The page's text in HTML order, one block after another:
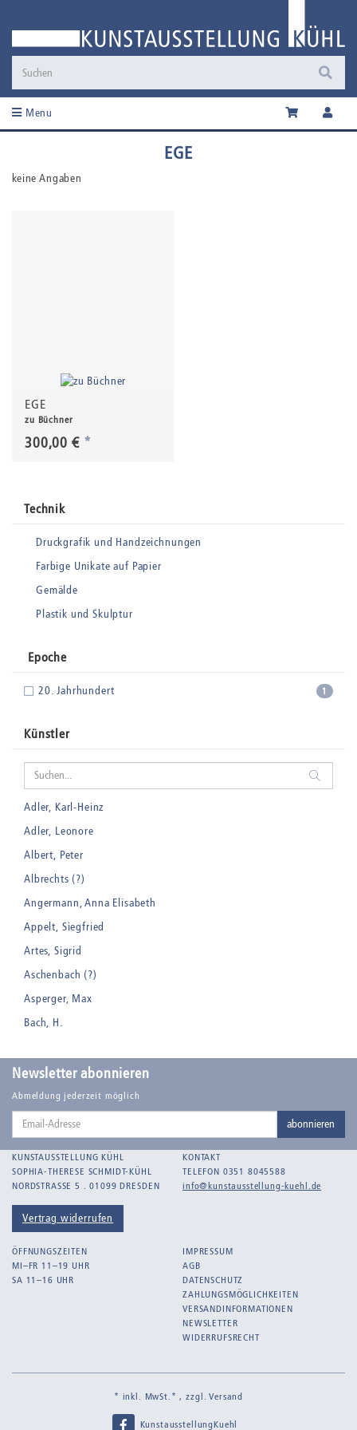
Menu
EGE
keine Angaben
EGE
zu Büchner
300,00 € *
Technik
Druckgrafik und Handzeichnungen
Farbige Unikate auf Papier
Gemälde
Plastik und Skulptur
Epoche
1
20. Jahrhundert
Künstler
Adler, Karl-Heinz
Adler, Leonore
Albert, Peter
Albrechts (?)
Angermann, Anna Elisabeth
Appelt, Siegfried
Artes, Sigrid
Aschenbach (?)
Asperger, Max
Bach, H.
Balden, Theo , eigentlich Otto Koehler
Balden-Wolff, Annemarie
Bankroth, Bernd
Bankroth, Ursula
Barth, Arthur Julius
Bartnig, Horst
Bartzsch, Paul Kurt
Becker, F.
Beckmann, Max
Newsletter abonnieren
Abmeldung jederzeit möglich
Email-
abonnieren
KUNSTAUSSTELLUNG KÜHL
SOPHIA-THERESE SCHMIDT-KÜHL
NORDSTRASSE 5 . 01099 DRESDEN
Vertrag widerrufen
KONTAKT
TELEFON 0351 8045588
info@kunstausstellung-kuehl.de
ÖFFNUNGSZEITEN
MI–FR 11–19 UHR
SA 11–16 UHR
IMPRESSUM
AGB
DATENSCHUTZ
ZAHLUNGSMÖGLICHKEITEN
VERSANDINFORMATIONEN
NEWSLETTER
WIDERRUFSRECHT
* inkl. MwSt.* , zzgl.Versand
KunstausstellungKuehl